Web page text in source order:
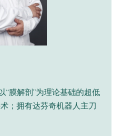
“膜解剖”为理论基础的超低
；拥有达芬奇机器人主刀